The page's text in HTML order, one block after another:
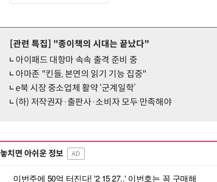
[관련 특집]
"종이책의 시대는 끝났다"
아이패드 대항마 속속 출격 준비 중
아마존 "킨들, 본연의 읽기 기능 집중"
e북 시장 중소업체 활약 ‘군계일학’
(하) 저작권자·출판사·소비자 모두 만족해야
놓치면 아쉬운 정보 AD